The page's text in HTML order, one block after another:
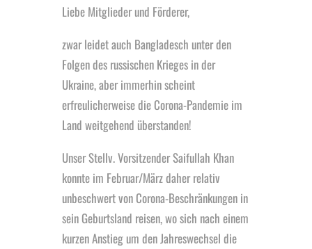
Liebe Mitglieder und Förderer,
zwar leidet auch Bangladesch unter den
Folgen des russischen Krieges in der
Ukraine, aber immerhin scheint
erfreulicherweise die Corona-Pandemie im
Land weitgehend überstanden!
Unser Stellv. Vorsitzender Saifullah Khan
konnte im Februar/März daher relativ
unbeschwert von Corona-Beschränkungen in
sein Geburtsland reisen, wo sich nach einem
kurzen Anstieg um den Jahreswechsel die